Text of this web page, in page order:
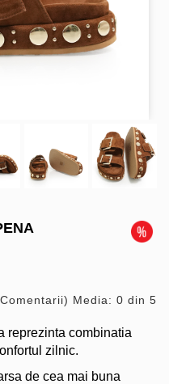
Media: 0 din 5
reprezinta combinatia
zilnic.
de cea mai buna